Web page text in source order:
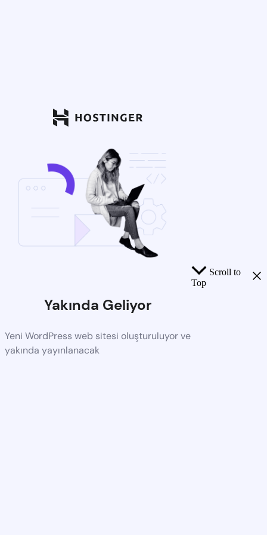
Yakında Geliyor
Yeni WordPress web sitesi oluşturuluyor ve
yakında yayınlanacak
Scroll to
Top